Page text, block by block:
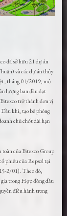
đã sở hữu 21 dự án
và các dự án thủy
tháng 01/2019, mỏ
lượng ban đầu đạt
trở thành đơn vị
khí, tạo bệ phóng
chủ chốt dài hạn
của Bitexco Group
phiếu của Repsol tại
2/01). Theo đó,
trong Hợp đồng dầu
điều hành trong